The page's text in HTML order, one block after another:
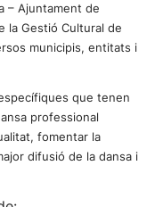
– Ajuntament de
la Gestió Cultural de
municipis, entitats i
que tenen
professional
fomentar la
difusió de la dansa i